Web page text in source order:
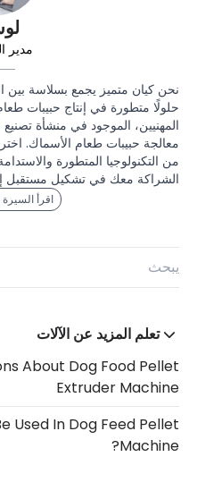
مدير
نحن كيان متميز يجمع بسلاسة بين
حلولًا متطورة في إنتاج حبيبات
المهنيين، الموجود في منشأة
معالجة حبيبات طعام الأسماك.
من التكنولوجيا المتطورة
الشراكة معك في تشكيل مستقبل
اقرأ السيرة
تعلم المزيد عن الآلات
About Dog Food Pellet
Extruder Machine
Used In Dog Feed Pellet
Machine?